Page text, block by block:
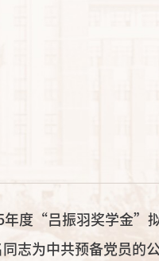
年度“吕振羽奖学金”
志为中共预备党员的